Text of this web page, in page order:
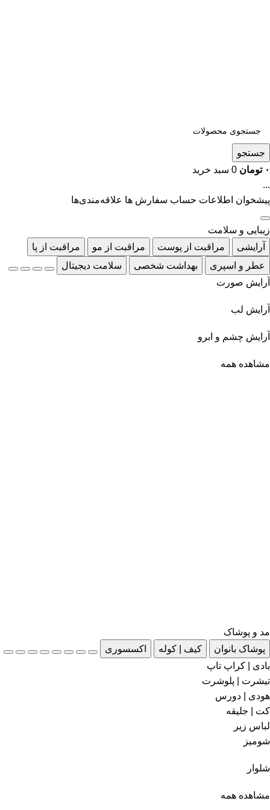
جستجو
۰ تومان 0 سبد خرید
...
پیشخوان اطلاعات حساب سفارش ها علاقه‌مندی‌ها
زیبایی و سلامت
آرایشی
مراقبت از پوست مراقبت از مو
مراقبت از پا
عطر و اسپری
بهداشت شخصی
سلامت دیجیتال
آرایش صورت
آرایش لب
آرایش چشم و ابرو
مشاهده همه
مد و پوشاک
پوشاک بانوان
کیف | کوله
اکسسوری
بادی | کراپ تاپ
تیشرت | پلوشرت
هودی | دورس
کت | جلیقه
لباس زیر
شومیز
شلوار
مشاهده همه